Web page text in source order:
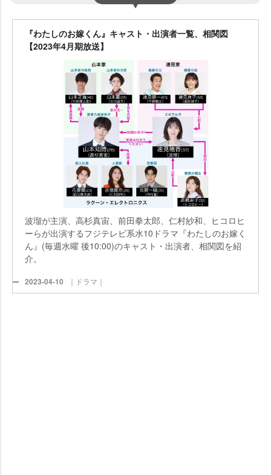
『わたしのお嫁くん』キャスト・出演者一覧、相関図
【2023年4月期放送】
波瑠が主演、高杉真宙、前田拳太郎、仁村紗和、ヒコロヒ
ーらが出演するフジテレビ系水10ドラマ『わたしのお嫁く
ん』(毎週水曜 後10:00)のキャスト・出演者、相関図を紹
介。
2023-04-10 ｜ドラマ｜